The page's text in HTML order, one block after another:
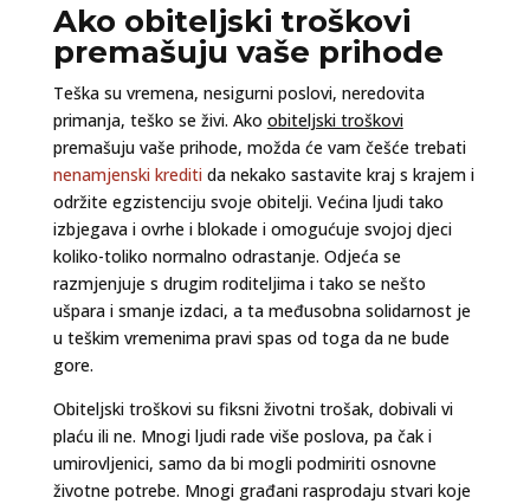
Ako obiteljski troškovi
premašuju vaše prihode
Teška su vremena, nesigurni poslovi, neredovita
primanja, teško se živi. Ako obiteljski troškovi
premašuju vaše prihode, možda će vam češće trebati
nenamjenski kreditida nekako sastavite kraj s krajem i
održite egzistenciju svoje obitelji. Većina ljudi tako
izbjegava i ovrhe i blokade i omogućuje svojoj djeci
koliko-toliko normalno odrastanje. Odjeća se
razmjenjuje s drugim roditeljima i tako se nešto
ušpara i smanje izdaci, a ta međusobna solidarnost je
u teškim vremenima pravi spas od toga da ne bude
gore.
Obiteljski troškovi su fiksni životni trošak, dobivali vi
plaću ili ne. Mnogi ljudi rade više poslova, pa čak i
umirovljenici, samo da bi mogli podmiriti osnovne
životne potrebe. Mnogi građani rasprodaju stvari koje